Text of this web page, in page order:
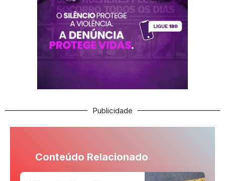
Publicidade
Conteúdo Relacionado